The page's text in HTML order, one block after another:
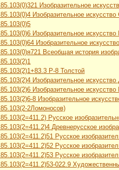
85.103(0)321 Изобразительное
85.103(0)4 Изобразительное
85.103(0)5
85.103(0)6 Изобразительное
85.103(0)64 Изобразительное
85.103(0)я721 Всеобщая история
85.103(2)1
85.103(2)1+83.3 Р-8 Толстой
85.103(2)4 Изобразительное
85.103(2)6 Изобразительное
85.103(2)6-8 Изобразительное
85.103(2-2Ломоносов)
85.103(2=411.2) Русское
85.103(2=411.2)4 Древнерусское
85.103(2=411.2)51 Русское
85.103(2=411.2)52 Русское
85.103(2=411.2)53 Русское
85.103(2=411.2)53-022.9